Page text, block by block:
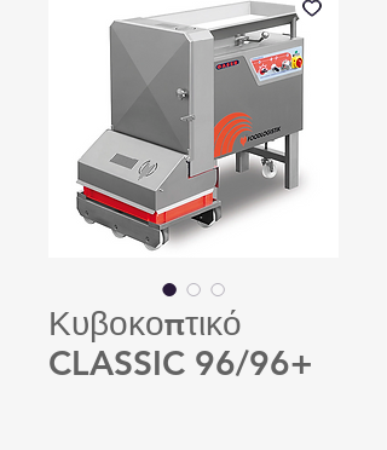
Κυβοκοπτικό
CLASSIC 96/96+